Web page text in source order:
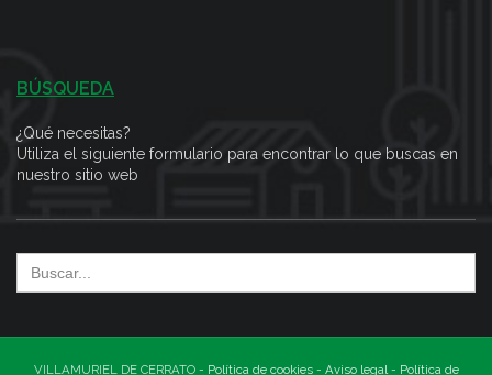
BÚSQUEDA
¿Qué necesitas?
Utiliza el siguiente formulario para encontrar lo que buscas en
nuestro sitio web
Search
for:
VILLAMURIEL DE CERRATO - Política de cookies- Aviso legal - Política de